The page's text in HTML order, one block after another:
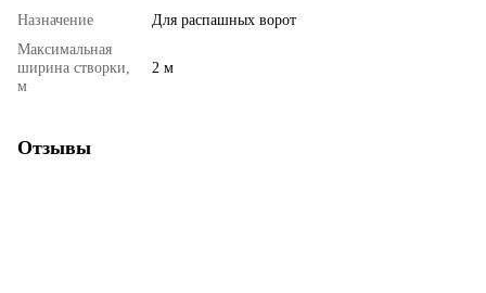
Назначение
Для распашных ворот
Максимальная
ширина створки,
м
2 м
Отзывы